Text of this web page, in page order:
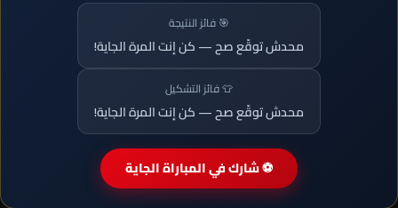
🎯 فائز النتيجة
محدش توقّع صح — كن إنت المرة الجاية!
👕 فائز التشكيل
محدش توقّع صح — كن إنت المرة الجاية!
⚽ شارك في المباراة الجاية